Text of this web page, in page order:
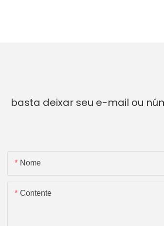
basta deixar seu e-mail ou
Nome
Contente